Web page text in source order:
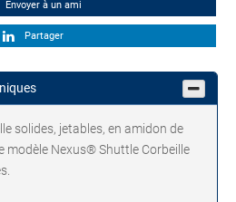
Envoyer à un ami
Partager
solides, jetables, en amidon de
modèle Nexus® Shuttle Corbeille